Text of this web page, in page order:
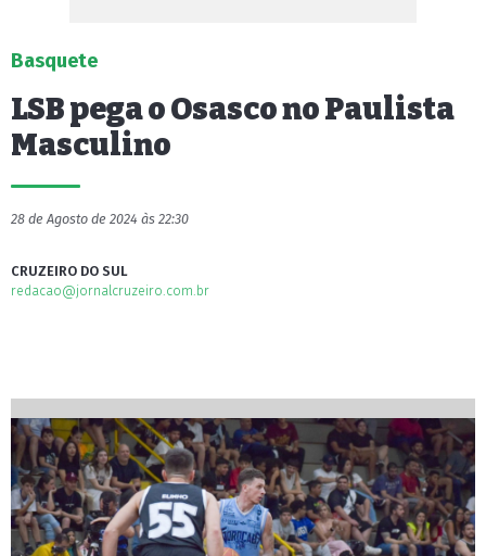
Basquete
LSB pega o Osasco no Paulista
Masculino
28 de Agosto de 2024 às 22:30
CRUZEIRO DO SUL
redacao@jornalcruzeiro.com.br